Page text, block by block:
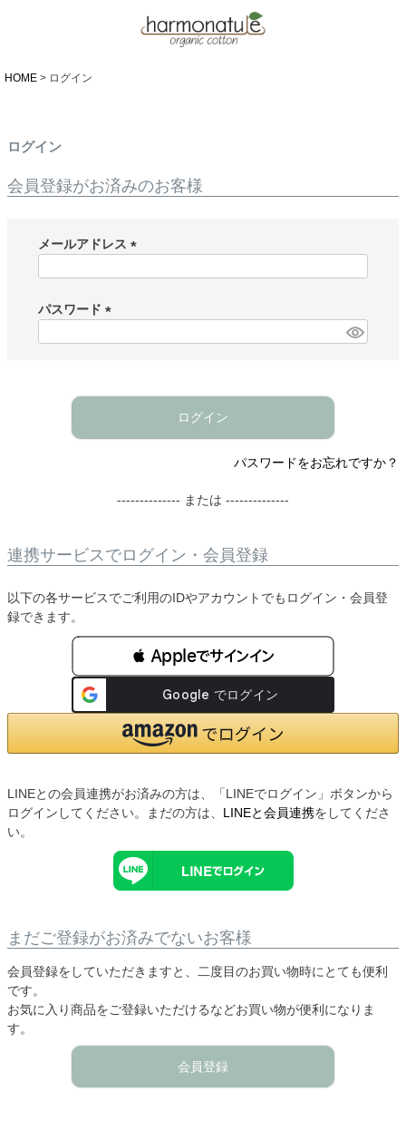
HOME ログイン
ログイン
会員登録がお済みのお客様
メールアドレス
)
パスワード
ログイン
パスワードをお忘れですか？
-------------- または --------------
連携サービスでログイン・会員登録
以下の各サービスでご利用のIDやアカウントでもログイン・会員登
録できます。
 Appleでサインイン
LINEとの会員連携がお済みの方は、「LINEでログイン」ボタンから
ログインしてください。まだの方は、 LINEと会員連携をしてくださ
い。
まだご登録がお済みでないお客様
会員登録をしていただきますと、二度目のお買い物時にとても便利
です。
お気に入り商品をご登録いただけるなどお買い物が便利になりま
す。
会員登録